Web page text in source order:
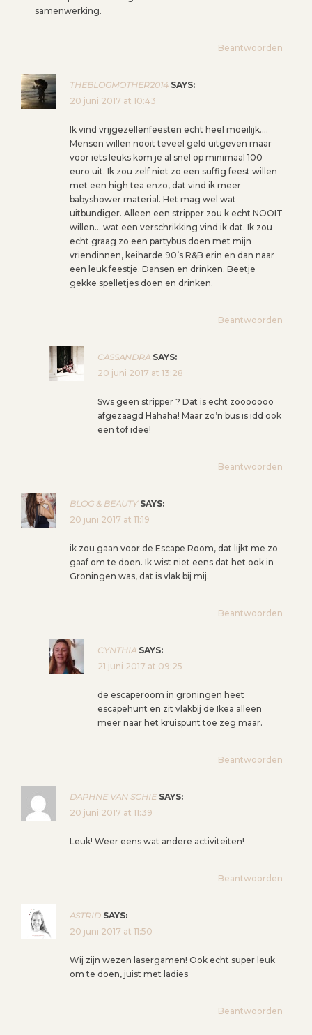
samenwerking.
Beantwoorden
THEBLOGMOTHER2014 SAYS:
20 juni 2017 at 10:43
Ik vind vrijgezellenfeesten echt heel moeilijk….
Mensen willen nooit teveel geld uitgeven maar
voor iets leuks kom je al snel op minimaal 100
euro uit. Ik zou zelf niet zo een suffig feest willen
met een high tea enzo, dat vind ik meer
babyshower material. Het mag wel wat
uitbundiger. Alleen een stripper zou k echt NOOIT
willen… wat een verschrikking vind ik dat. Ik zou
echt graag zo een partybus doen met mijn
vriendinnen, keiharde 90’s R&B erin en dan naar
een leuk feestje. Dansen en drinken. Beetje
gekke spelletjes doen en drinken.
Beantwoorden
CASSANDRA SAYS:
20 juni 2017 at 13:28
Sws geen stripper ? Dat is echt zooooooo
afgezaagd Hahaha! Maar zo’n bus is idd ook
een tof idee!
Beantwoorden
BLOG & BEAUTY SAYS:
20 juni 2017 at 11:19
ik zou gaan voor de Escape Room, dat lijkt me zo
gaaf om te doen. Ik wist niet eens dat het ook in
Groningen was, dat is vlak bij mij.
Beantwoorden
CYNTHIA SAYS:
21 juni 2017 at 09:25
de escaperoom in groningen heet
escapehunt en zit vlakbij de Ikea alleen
meer naar het kruispunt toe zeg maar.
Beantwoorden
DAPHNE VAN SCHIE SAYS:
20 juni 2017 at 11:39
Leuk! Weer eens wat andere activiteiten!
Beantwoorden
ASTRID SAYS:
20 juni 2017 at 11:50
Wij zijn wezen lasergamen! Ook echt super leuk
om te doen, juist met ladies
Beantwoorden